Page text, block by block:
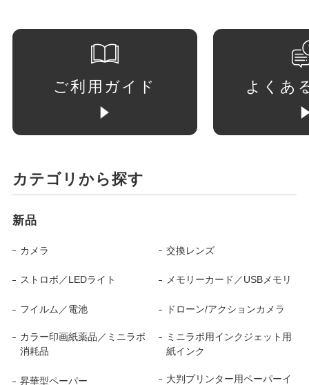
ご利用ガイド よくあ
カテゴリから探す
新品
カメラ 交換レンズ
ストロボ／LEDライト メモリーカード／USBメモリ
フイルム／電池 ドローン/アクションカメラ
カラー印画紙薬品／ミニラボ
消耗品
ミニラボ用インクジェット用
紙インク
昇華型ペーパー 大判プリンター用ペーパーイ